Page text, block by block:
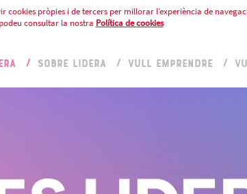
cookies pròpies i de tercers per millorar l’experiència de
consultar la nostra Política de cookies
SOBRE LIDERA VULL EMPRENDRE